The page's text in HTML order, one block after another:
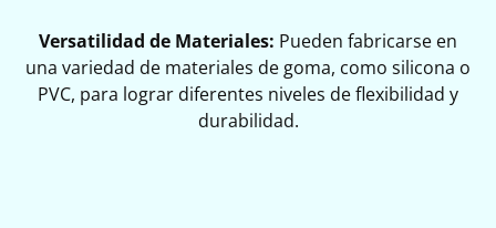
Versatilidad de Materiales: Pueden fabricarse en
una variedad de materiales de goma, como silicona o
PVC, para lograr diferentes niveles de flexibilidad y
durabilidad.